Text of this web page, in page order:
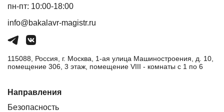
пн-пт: 10:00-18:00
info@bakalavr-magistr.ru
115088, Россия, г. Москва, 1-ая улица Машиностроения, д. 10,
помещение 306, 3 этаж, помещение VIII - комнаты с 1 по 6
Направления
Безопасность